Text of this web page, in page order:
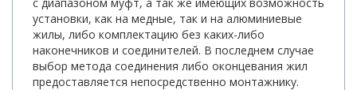
установки, как на медные, так и на алюминиевые
жилы, либо комплектацию без каких-либо
наконечников и соединителей. В последнем случае
выбор метода соединения либо оконцевания жил
предоставляется непосредственно монтажнику.